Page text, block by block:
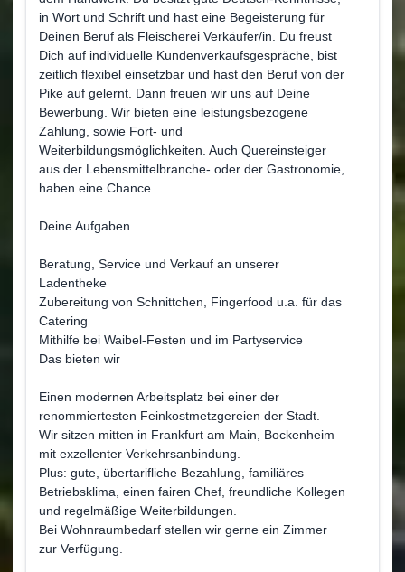
in Wort und Schrift und hast eine Begeisterung für
Deinen Beruf als Fleischerei Verkäufer/in. Du freust
Dich auf individuelle Kundenverkaufsgespräche, bist
zeitlich flexibel einsetzbar und hast den Beruf von der
Pike auf gelernt. Dann freuen wir uns auf Deine
Bewerbung. Wir bieten eine leistungsbezogene
Zahlung, sowie Fort- und
Weiterbildungsmöglichkeiten. Auch Quereinsteiger
aus der Lebensmittelbranche- oder der Gastronomie,
haben eine Chance.
Deine Aufgaben
Beratung, Service und Verkauf an unserer
Ladentheke
Zubereitung von Schnittchen, Fingerfood u.a. für das
Catering
Mithilfe bei Waibel-Festen und im Partyservice
Das bieten wir
Einen modernen Arbeitsplatz bei einer der
renommiertesten Feinkostmetzgereien der Stadt.
Wir sitzen mitten in Frankfurt am Main, Bockenheim –
mit exzellenter Verkehrsanbindung.
Plus: gute, übertarifliche Bezahlung, familiäres
Betriebsklima, einen fairen Chef, freundliche Kollegen
und regelmäßige Weiterbildungen.
Bei Wohnraumbedarf stellen wir gerne ein Zimmer
zur Verfügung.